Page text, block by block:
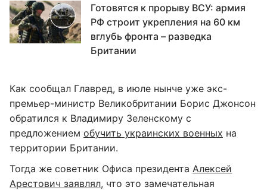
Готовятся к прорыву ВСУ: армия
РФ строит укрепления на 60 км
вглубь фронта – разведка
Британии
Как сообщал Главред, в июле нынче уже экс-
премьер-министр Великобритании Борис Джонсон
обратился к Владимиру Зеленскому с
предложением обучить украинских военных на
территории Британии.
Тогда же советник Офиса президента Алексей
Арестович заявлял, что это замечательная